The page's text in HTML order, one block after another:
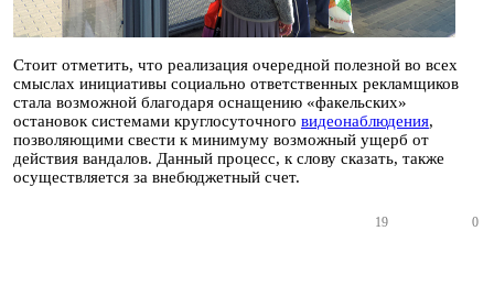
Стоит отметить, что реализация очередной полезной во всех
смыслах инициативы социально ответственных рекламщиков
стала возможной благодаря оснащению «факельских»
остановок системами круглосуточного видеонаблюдения,
позволяющими свести к минимуму возможный ущерб от
действия вандалов. Данный процесс, к слову сказать, также
осуществляется за внебюджетный счет.
19 0